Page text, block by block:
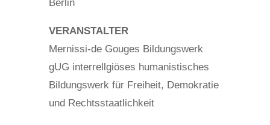
Berlin
VERANSTALTER
Mernissi-de Gouges Bildungswerk
gUG interrellgiöses humanistisches
Bildungswerk für Freiheit, Demokratie
und Rechtsstaatlichkeit